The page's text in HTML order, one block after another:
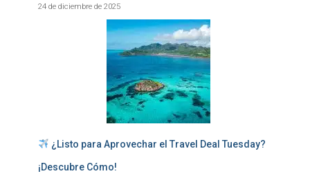
24 de diciembre de 2025
¿Listo para Aprovechar el Travel Deal Tuesday?
¡Descubre Cómo!